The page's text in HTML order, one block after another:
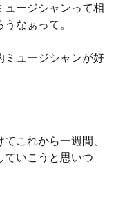
ュージシャンって相
なぁって。
ミュージシャンが好
これから一週間、
ていこうと思いつ